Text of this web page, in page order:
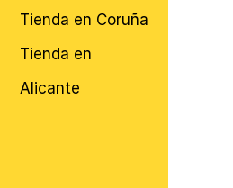
Tienda en Coruña
Tienda en
Alicante